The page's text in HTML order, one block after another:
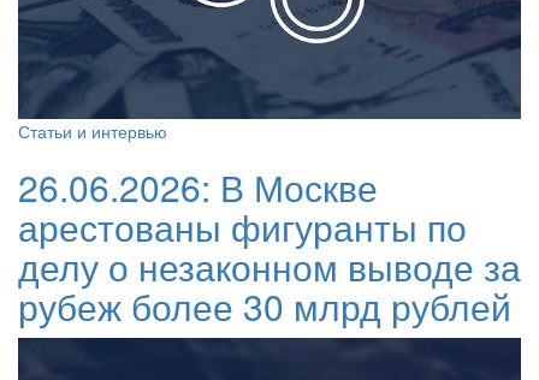
Статьи и интервью
26.06.2026: В Москве
арестованы фигуранты по
делу о незаконном выводе за
рубеж более 30 млрд рублей